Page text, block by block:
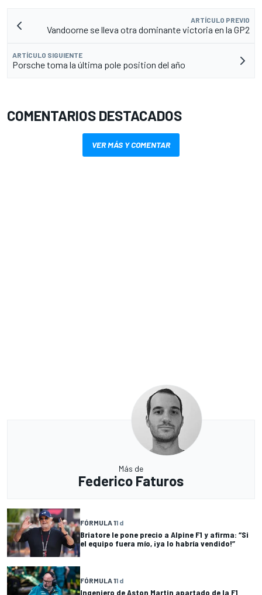
ARTÍCULO PREVIO
Vandoorne se lleva otra dominante victoria en la GP2
ARTÍCULO SIGUIENTE
Porsche toma la última pole position del año
COMENTARIOS DESTACADOS
VER MÁS Y COMENTAR
Más de
Federico Faturos
FÓRMULA 11 d
Briatore le pone precio a Alpine F1 y afirma: “Si
el equipo fuera mío, ¡ya lo habría vendido!”
FÓRMULA 11 d
Ingeniero de Aston Martin apartado de la F1